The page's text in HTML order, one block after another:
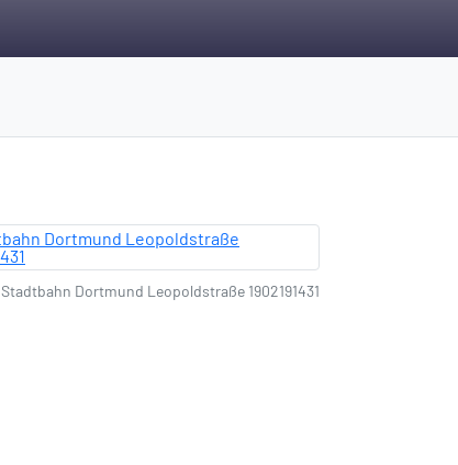
Stadtbahn Dortmund Leopoldstraße 1902191431